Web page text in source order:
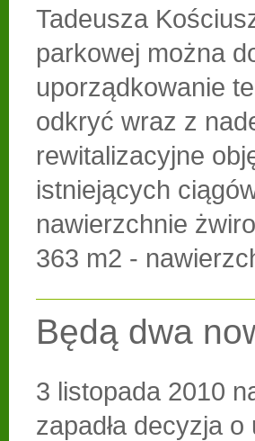
Tadeusza
parkowej można
uporządkowanie
odkryć wraz z
rewitalizacyjne
istniejących
nawierzchnie
363 m2 -
Będą dwa
3 listopada 2010
zapadła decyzja